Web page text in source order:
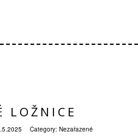
LOŽNICE
Category: Nezařazené